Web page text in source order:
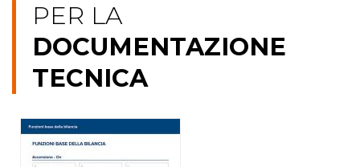
PER LA
DOCUMENTAZIONE
TECNICA